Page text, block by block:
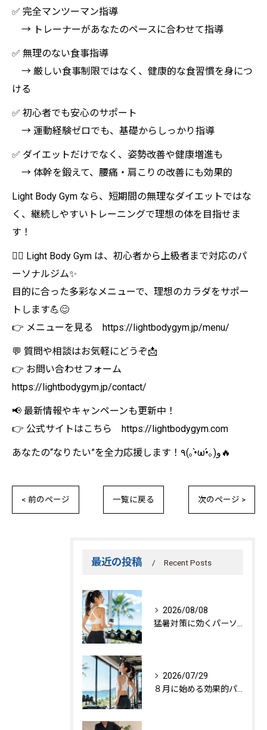
✅ 完全マンツーマン指導
→ トレーナーがあなたのペースに合わせて指導
✅ 無理のない食事指導
→ 厳しい食事制限ではなく、健康的な食習慣を身につ
ける
✅ 初心者でも安心のサポート
→ 運動経験ゼロでも、基礎からしっかり指導
✅ ダイエットだけでなく、姿勢改善や健康増進も
→ 体幹を鍛えて、腰痛・肩こりの改善にも効果的
Light Body Gym なら、短期間の無理なダイエットではな
く、継続しやすいトレーニングで理想の体を目指せま
す！
🏋️‍♀️ Light Body Gym は、初心者から上級者まで対応のパ
ーソナルジム✨
目的に合った多彩なメニューで、理想のカラダをサポー
トします💪😊
👉 メニューを見る https://lightbodygym.jp/menu/
💬 質問や相談はお気軽にどうぞ📩
👉 お問い合わせフォーム
https://lightbodygym.jp/contact/
📢 最新情報やキャンペーンも更新中！
👉 公式サイトはこちら https://lightbodygym.com
あなたの“なりたい”を全力応援します！٩(｡•̀ω•́｡)و🔥
< 前のページ 一覧に戻る 次のページ >
最近の投稿 Recent Posts
2026/08/08
2026/07/29